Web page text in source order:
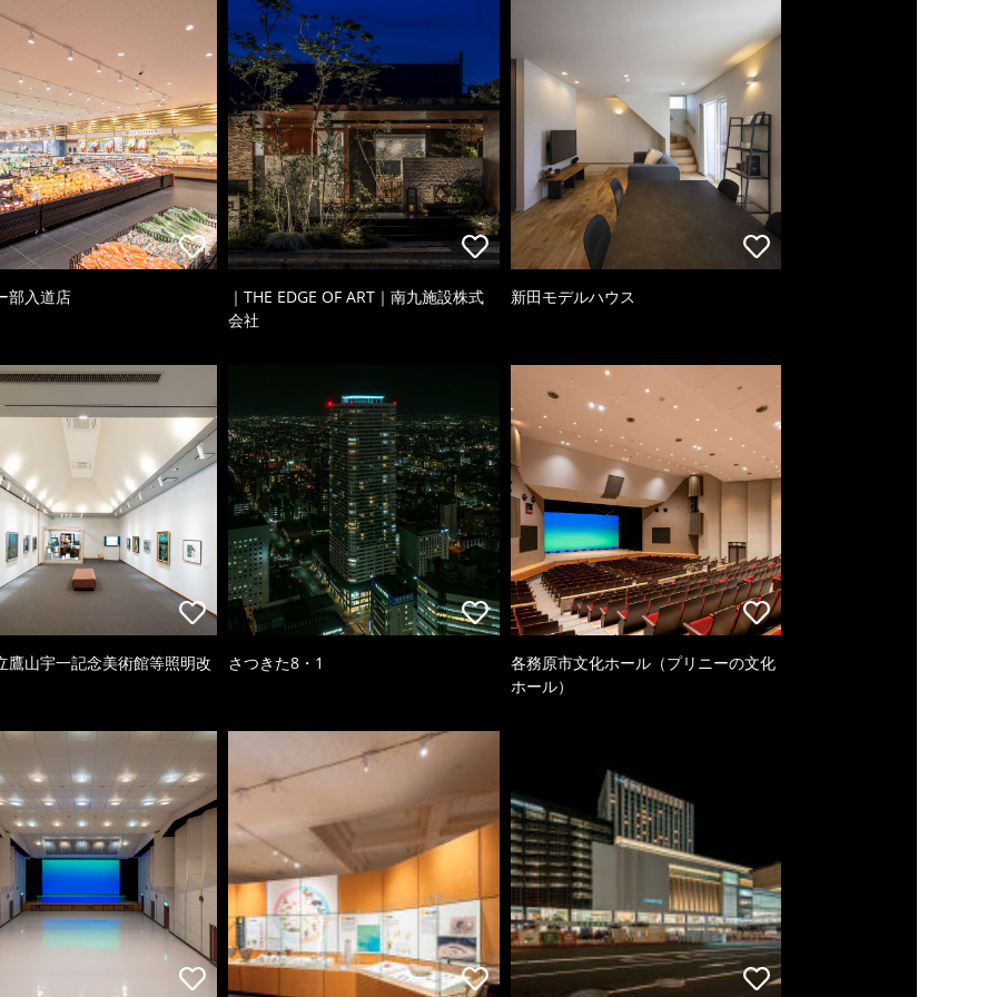
部入道店
｜THE EDGE OF ART｜南九施設株式
会社
新田モデルハウス
鷹山宇一記念美術館等照明改 さつきた8・1
各務原市文化ホール（プリニーの文化
ホール）